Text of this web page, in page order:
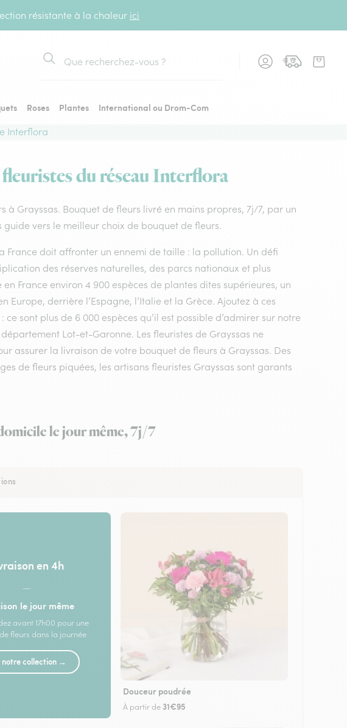
résistante à la chaleur ici
Rechercher
Roses Plantes
International ou Drom-Com
Interflora
du réseau Interflora
à Grayssas. Bouquet de fleurs livré en mains propres, 7j/7, par un
vers le meilleur choix de bouquet de fleurs.
doit affronter un ennemi de taille : la pollution. Un défi
des réserves naturelles, des parcs nationaux et plus
France environ 4 900 espèces de plantes dites supérieures, un
derrière l’Espagne, l’Italie et la Grèce. Ajoutez à ces
sont plus de 6 000 espèces qu’il est possible d’admirer sur notre
Lot-et-Garonne. Les fleuristes de Grayssas ne
assurer la livraison de votre bouquet de fleurs à Grayssas. Des
de fleurs piquées, les artisans fleuristes Grayssas sont garants
le jour même, 7j/7
en 4h
—
le jour même
avant 17h00 pour une
fleurs dans la journée
notre collection →
Douceur poudrée
À partir de 31€95